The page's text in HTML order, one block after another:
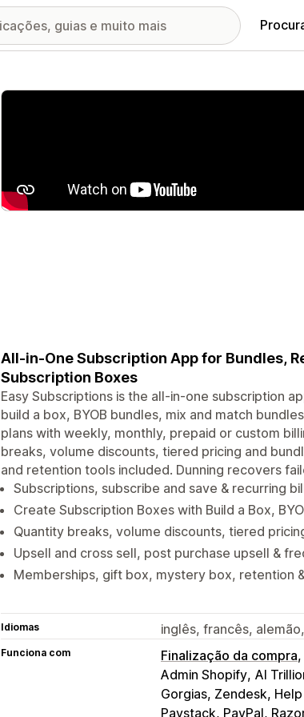
Galeria de imagens em destaque
All-in-One Subscription App for Bundles,
Subscription Boxes
Easy Subscriptions is the all-in-one subscription
build a box, BYOB bundles, mix and match
plans with weekly, monthly, prepaid or custom
breaks, volume discounts, tiered pricing and
and retention tools included. Dunning recovers
Subscriptions, subscribe and save & recurring
Create Subscription Boxes with Build a Box,
Quantity breaks, volume discounts, tiered
Upsell and cross sell, post purchase upsell &
Memberships, gift box, mystery box, retention
Idiomas inglês, francês,
Funciona com Finalização da compra
Admin Shopify AI
Gorgias, Zendesk,
Paystack, PayPal,